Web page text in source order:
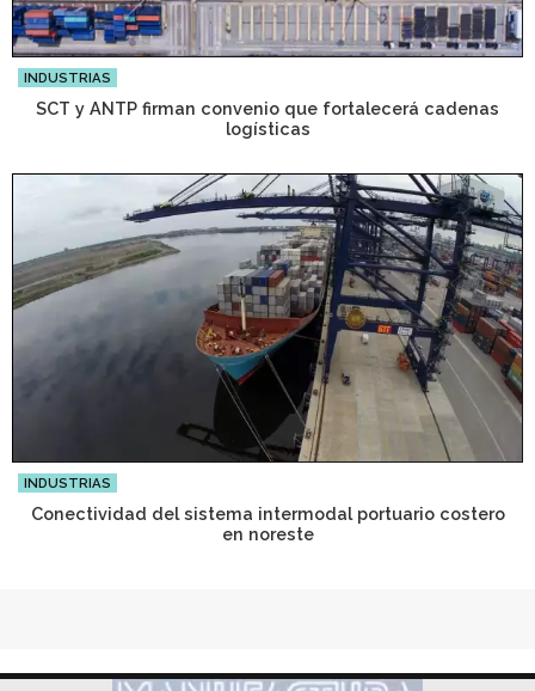
INDUSTRIAS
SCT y ANTP firman convenio que fortalecerá cadenas
logísticas
INDUSTRIAS
Conectividad del sistema intermodal portuario costero
en noreste